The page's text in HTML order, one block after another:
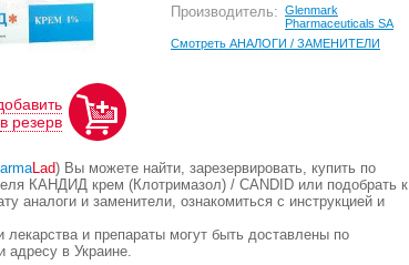
в резерв
Производитель: Glenmark
Pharmaceuticals SA
Смотреть АНАЛОГИ / ЗАМЕНИТЕЛИ
Lad) Вы можете найти, зарезервировать, купить по
КАНДИД крем (Клотримазол) / CANDID или подобрать к
аналоги и заменители, ознакомиться с инструкцией и
и препараты могут быть доставлены по
адресу в Украине.